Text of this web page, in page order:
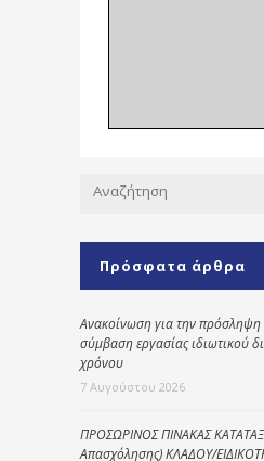
Πρόσφατα άρθρα
Ανακοίνωση για την
σύμβαση εργασίας ιδιωτικού
χρόνου
7 Αυγούστου 2026
ΠΡΟΣΩΡΙΝΟΣ ΠΙΝΑΚΑΣ
Απασχόλησης) ΚΛΑΔΟΥ/